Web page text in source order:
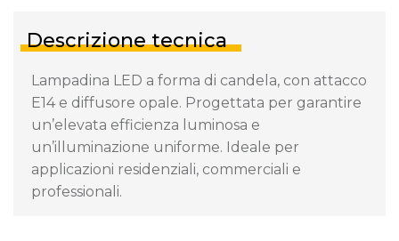
Descrizione tecnica
Lampadina LED a forma di candela, con attacco
E14 e diffusore opale. Progettata per garantire
un’elevata efficienza luminosa e
un’illuminazione uniforme. Ideale per
applicazioni residenziali, commerciali e
professionali.